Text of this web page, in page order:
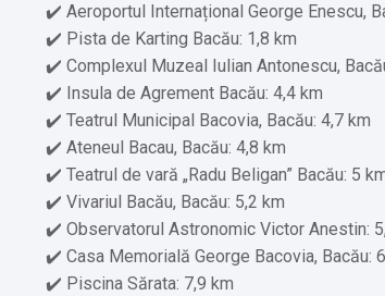
✔️ Aeroportul Internațional George Enescu,
✔️ Pista de Karting Bacău: 1,8 km
✔️ Complexul Muzeal Iulian Antonescu,
✔️ Insula de Agrement Bacău: 4,4 km
✔️ Teatrul Municipal Bacovia, Bacău: 4,7 km
✔️ Ateneul Bacau, Bacău: 4,8 km
✔️ Teatrul de vară „Radu Beligan” Bacău: 5
✔️ Vivariul Bacău, Bacău: 5,2 km
✔️ Observatorul Astronomic Victor Anestin:
✔️ Casa Memorială George Bacovia, Bacău:
✔️ Piscina Sărata: 7,9 km